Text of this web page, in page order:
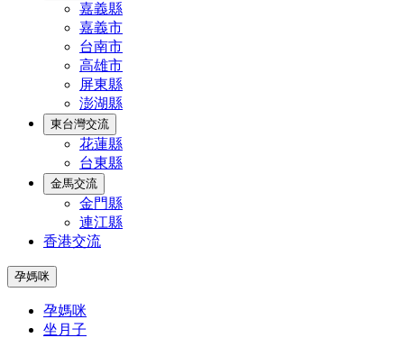
嘉義縣
嘉義市
台南市
高雄市
屏東縣
澎湖縣
東台灣交流
花蓮縣
台東縣
金馬交流
金門縣
連江縣
香港交流
孕媽咪
孕媽咪
坐月子